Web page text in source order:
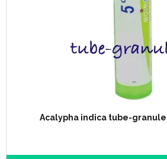
Acalypha indica tube-